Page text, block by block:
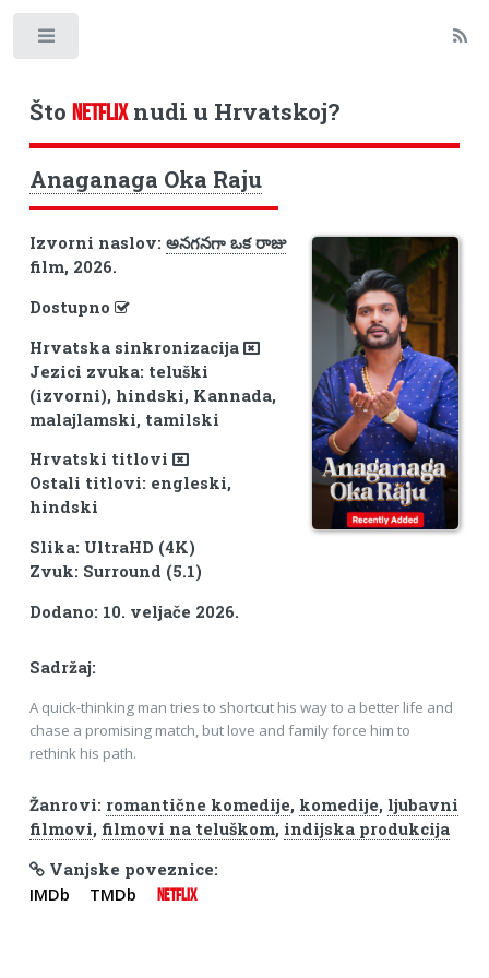
Što NETFLIXnudi u Hrvatskoj?
Anaganaga Oka Raju
Izvorni naslov: అనగనగా ఒక రాజు
film, 2026.
Dostupno
Hrvatska sinkronizacija
Jezici zvuka: teluški
(izvorni), hindski, Kannada,
malajlamski, tamilski
Hrvatski titlovi
Ostali titlovi: engleski,
hindski
Slika: UltraHD (4K)
Zvuk: Surround (5.1)
Dodano: 10. veljače 2026.
Sadržaj:
A quick-thinking man tries to shortcut his way to a better life and
chase a promising match, but love and family force him to
rethink his path.
Žanrovi: romantične komedije, komedije, ljubavni
filmovi, filmovi na teluškom, indijska produkcija
Vanjske poveznice:
IMDb TMDb NETFLIX